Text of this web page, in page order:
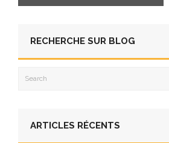
RECHERCHE SUR BLOG
ARTICLES RÉCENTS